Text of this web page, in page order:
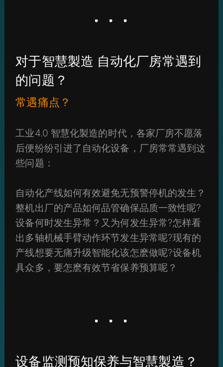
对于智慧製造 自动化厂房常遇到
的问题？
常遇痛点？
工业4.0 智慧化製造的时代，各家厂房不愿落
后便纷纷引进了自动化设备，厂房常常遇到这
些问题：
自动化产线如何有效避免无预警停机的发生？
整机出厂的产品如何品管确保品质一致性呢?
设备何时发生异常？又为何发生异常?怎样看
出多轴机械手臂动作环节发生异常呢?现有的
产线想要无痛升级智能化该怎麽做呢?设备机
具众多，要怎麽有效节省保养预算呢？
设备监测预知保养与智慧製造？